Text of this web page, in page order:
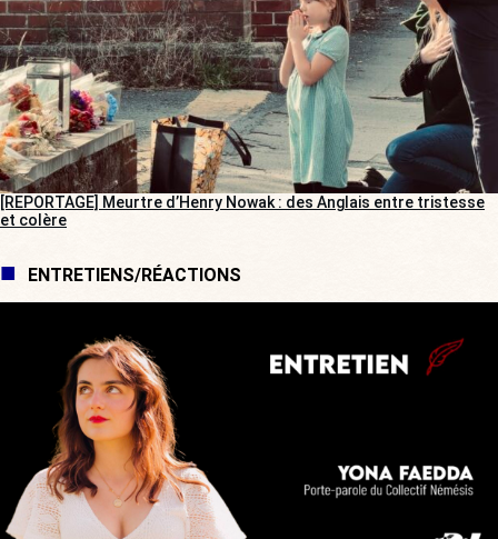
[REPORTAGE] Meurtre d’Henry Nowak : des Anglais entre tristesse
et colère
ENTRETIENS/RÉACTIONS